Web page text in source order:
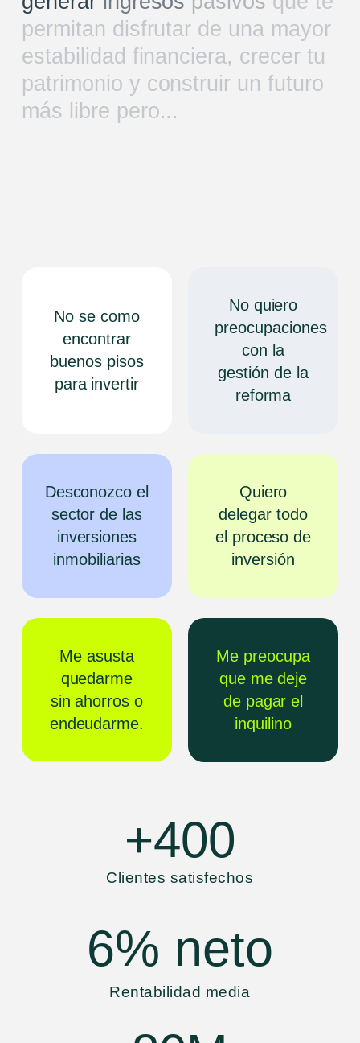
permitan disfrutar de una mayor
estabilidad financiera, crecer tu
patrimonio y construir un futuro
más libre pero...
No se como
encontrar
buenos pisos
para invertir
No quiero
preocupaciones
con la
gestión de la
reforma
Desconozco el
sector de las
inversiones
inmobiliarias
Quiero
delegar todo
el proceso de
inversión
Me asusta
quedarme
sin ahorros o
endeudarme.
Me preocupa
que me deje
de pagar el
inquilino
+400
Clientes satisfechos
6% neto
Rentabilidad media